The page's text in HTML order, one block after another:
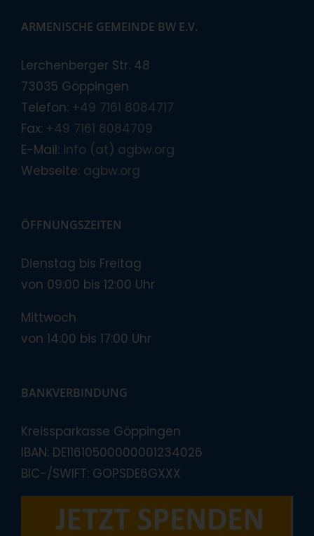
ARMENISCHE GEMEINDE BW E.V.
Lerchenberger Str. 48
73035 Göppingen
Telefon: +49 7161 8084717
Fax: +49 7161 8084709
E-Mail: info (at) agbw.org
Webseite: agbw.org
ÖFFNUNGSZEITEN
Dienstag bis Freitag
von 09:00 bis 12:00 Uhr
Mittwoch
von 14:00 bis 17:00 Uhr
BANKVERBINDUNG
Kreissparkasse Göppingen
IBAN: DE11610500000001234026
BIC-/SWIFT: GOPSDE6GXXX